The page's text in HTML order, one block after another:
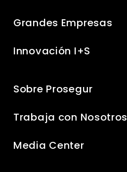
Grandes Empresas
Innovación I+S
Sobre Prosegur
Trabaja con Nosotros
Media Center